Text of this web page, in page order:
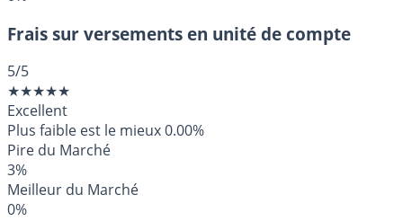
Frais sur versements en unité de compte
5/5
★★★★★
Excellent
Plus faible est le mieux0.00%
Pire du Marché
3%
Meilleur du Marché
0%